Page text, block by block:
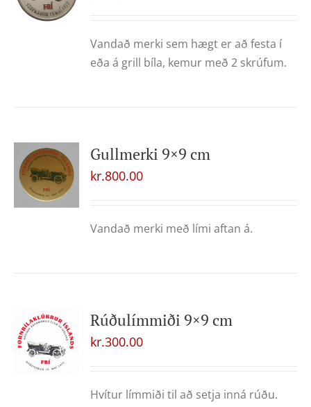
Vandað merki sem hægt er að festa í
eða á grill bíla, kemur með 2 skrúfum.
Gullmerki 9×9 cm
kr.800.00
Vandað merki með lími aftan á.
Rúðulímmiði 9×9 cm
kr.300.00
Hvítur límmiði til að setja inná rúðu.